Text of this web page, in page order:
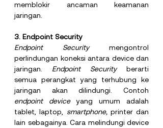
memblokir ancaman keamanan
jaringan.
3. Endpoint Security
Endpoint Security mengontrol
perlindungan koneksi antara device dan
jaringan. Endpoint Security berarti
semua perangkat yang terhubung ke
endpoint device yang umum adalah
tablet, laptop, smartphone, printer dan
lain sebagainya. Cara melindungi device